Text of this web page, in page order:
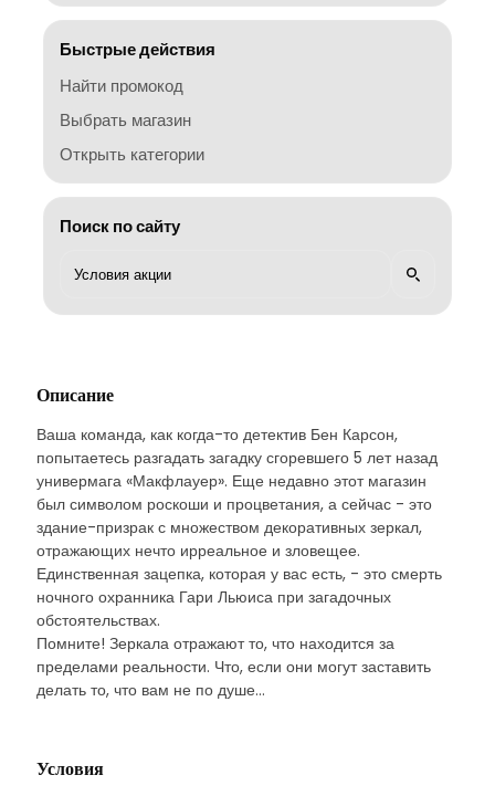
Быстрые действия
Найти промокод
Выбрать магазин
Открыть категории
Поиск по сайту
Описание
Ваша команда, как когда-то детектив Бен Карсон,
попытаетесь разгадать загадку сгоревшего 5 лет назад
универмага «Макфлауер». Еще недавно этот магазин
был символом роскоши и процветания, а сейчас - это
здание-призрак с множеством декоративных зеркал,
отражающих нечто ирреальное и зловещее.
Единственная зацепка, которая у вас есть, - это смерть
ночного охранника Гари Льюиса при загадочных
обстоятельствах.
Помните! Зеркала отражают то, что находится за
пределами реальности. Что, если они могут заставить
делать то, что вам не по душе…
Условия